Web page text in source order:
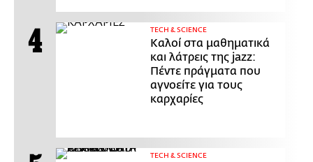
ΤECH & SCIENCE
Καλοί στα μαθηματικά
και λάτρεις της jazz:
Πέντε πράγματα που
αγνοείτε για τους
καρχαρίες
ΤECH & SCIENCE